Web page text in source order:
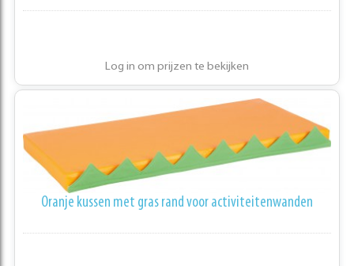
Log in om prijzen te bekijken
Oranje kussen met gras rand voor activiteitenwanden